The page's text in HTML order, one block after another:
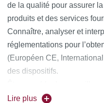
de la qualité pour assurer
produits et des services
Connaître, analyser et
réglementations pour
(Européen CE,
des dispositifs.
des équipes (R&D,
Lire plus